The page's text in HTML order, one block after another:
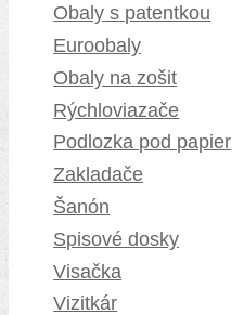
Obaly s patentkou
Euroobaly
Obaly na zošit
Rýchloviazače
Podlozka pod papier
Zakladače
Šanón
Spisové dosky
Visačka
Vizitkár